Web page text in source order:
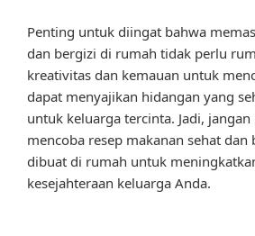
Penting untuk diingat bahwa
dan bergizi di rumah tidak perlu
kreativitas dan kemauan untuk
dapat menyajikan hidangan yang
untuk keluarga tercinta. Jadi,
mencoba resep makanan sehat
dibuat di rumah untuk
kesejahteraan keluarga Anda.